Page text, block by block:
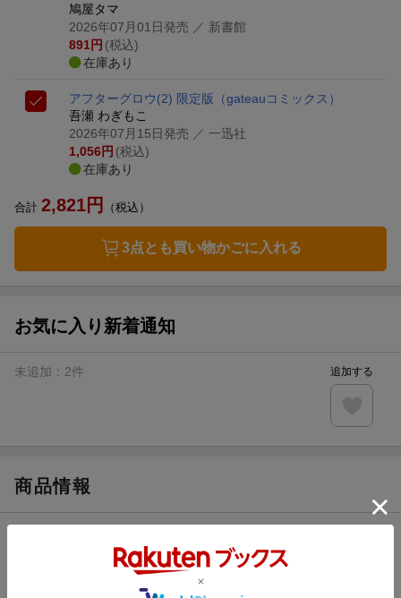
鳩屋タマ
2026年07月01日発売 ／ 新書館
891 円 (税込)
在庫あり
アフターグロウ(2) 限定版 （gateauコミックス）
吾瀬 わぎもこ
2026年07月15日発売 ／ 一迅社
1,056円 (税込)
在庫あり
合計 2,821円 （税込）
3点とも買い物かごに入れる
お気に入り新着通知
未追加： 2件 追加する
商品情報
鳩屋タマ(著)